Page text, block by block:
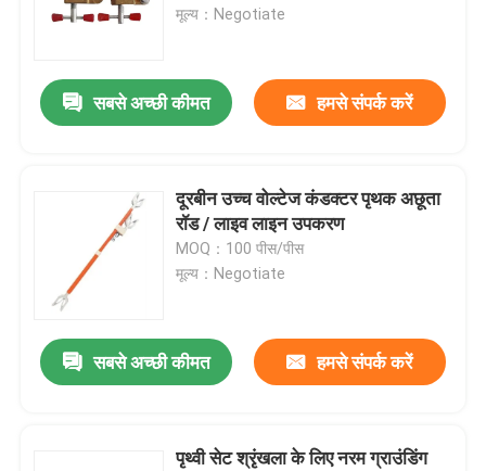
मूल्य：Negotiate
सबसे अच्छी कीमत हमसे संपर्क करें
दूरबीन उच्च वोल्टेज कंडक्टर पृथक अछूता
रॉड / लाइव लाइन उपकरण
MOQ：100 पीस/पीस
मूल्य：Negotiate
सबसे अच्छी कीमत हमसे संपर्क करें
पृथ्वी सेट श्रृंखला के लिए नरम ग्राउंडिंग